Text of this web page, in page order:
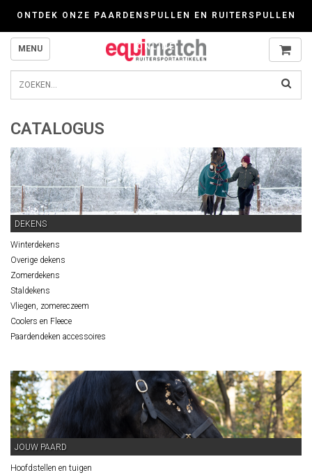
ONTDEK ONZE PAARDENSPULLEN EN RUITERSPULLEN
ONLINE
MENU
CATALOGUS
DEKENS
Winterdekens
Overige dekens
Zomerdekens
Staldekens
Vliegen, zomereczeem
Coolers en Fleece
Paardendeken accessoires
JOUW PAARD
Hoofdstellen en tuigen
Wij werken zorgvuldig met cookies. Kijk gerust voor meer informatie op onze